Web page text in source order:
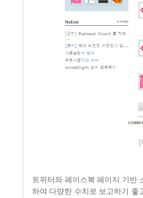
[
트위터와 페이스북 페이지 기반
하여 다양한 수치로 보고하기 좋